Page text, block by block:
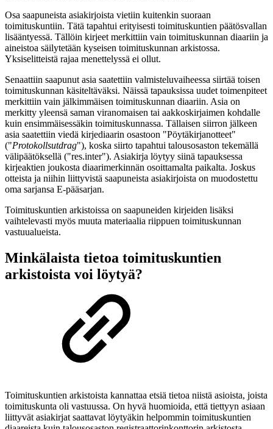
Osa saapuneista asiakirjoista vietiin kuitenkin suoraan
toimituskuntiin. Tätä tapahtui erityisesti toimituskuntien päätösvallan
lisääntyessä. Tällöin kirjeet merkittiin vain toimituskunnan diaariin ja
aineistoa säilytetään kyseisen toimituskunnan arkistossa.
Yksiselitteistä rajaa menettelyssä ei ollut.
Senaattiin saapunut asia saatettiin valmisteluvaiheessa siirtää toisen
toimituskunnan käsiteltäväksi. Näissä tapauksissa uudet toimenpiteet
merkittiin vain jälkimmäisen toimituskunnan diaariin. Asia on
merkitty yleensä saman viranomaisen tai aakkoskirjaimen kohdalle
kuin ensimmäisessäkin toimituskunnassa. Tällaisen siirron jälkeen
asia saatettiin viedä kirjediaarin osastoon "Pöytäkirjanotteet"
("Protokollsutdrag"), koska siirto tapahtui talousosaston tekemällä
välipäätöksellä ("res.inter"). Asiakirja löytyy siinä tapauksessa
kirjeaktien joukosta diaarimerkinnän osoittamalta paikalta. Joskus
otteista ja niihin liittyvistä saapuneista asiakirjoista on muodostettu
oma sarjansa E-pääsarjan.
Toimituskuntien arkistoissa on saapuneiden kirjeiden lisäksi
vaihtelevasti myös muuta materiaalia riippuen toimituskunnan
vastuualueista.
Minkälaista tietoa toimituskuntien
arkistoista voi löytyä?
Toimituskuntien arkistoista kannattaa etsiä tietoa niistä asioista, joista
toimituskunta oli vastuussa. On hyvä huomioida, että tiettyyn asiaan
liittyvät asiakirjat saattavat löytyäkin helpommin toimituskuntien